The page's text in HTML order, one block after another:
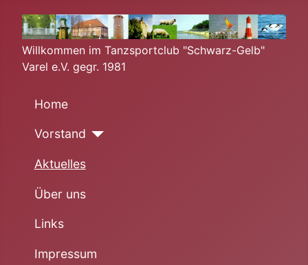
Willkommen im Tanzsportclub "Schwarz-Gelb"
Varel e.V. gegr. 1981
Home
Vorstand
Aktuelles
Über uns
Links
Impressum